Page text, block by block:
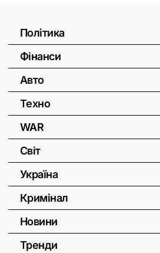
Політика
Фінанси
Авто
Техно
WAR
Світ
Україна
Кримінал
Новини
Тренди